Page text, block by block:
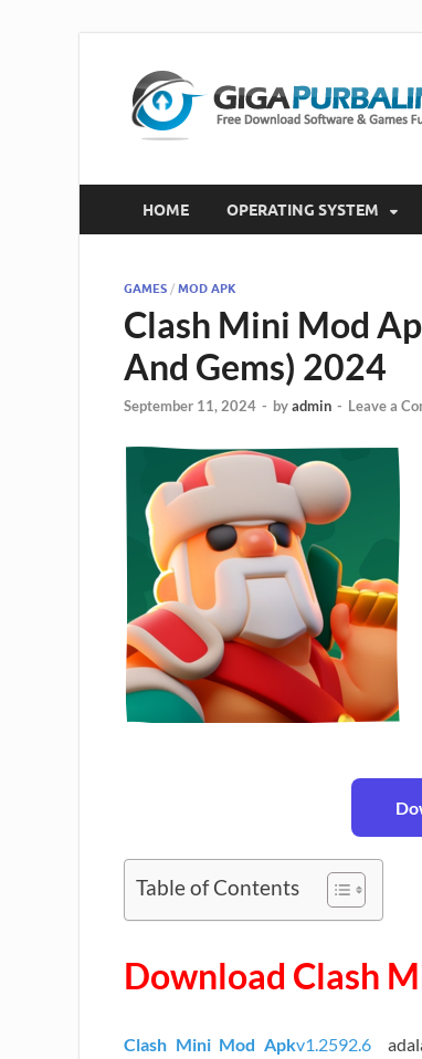
HOME OPERATING SYSTEM
GAMES / MOD APK
Clash Mini Mod
And Gems) 2024
September 11, 2024 - byadmin - Leave a
Table of Contents
Download Clash
Clash Mini Mod Apkv1.2592.6